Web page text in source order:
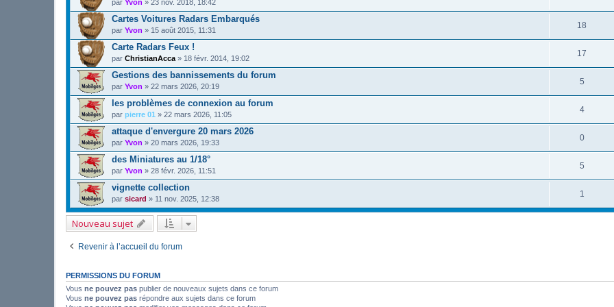
par Yvon » 23 nov. 2018, 18:42
Cartes Voitures Radars Embarqués
par Yvon » 15 août 2015, 11:31
18
Carte Radars Feux !
par ChristianAcca » 18 févr. 2014, 19:02
17
Gestions des bannissements du forum
par Yvon » 22 mars 2026, 20:19
5
les problèmes de connexion au forum
par pierre 01 » 22 mars 2026, 11:05
4
attaque d'envergure 20 mars 2026
par Yvon » 20 mars 2026, 19:33
0
des Miniatures au 1/18°
par Yvon » 28 févr. 2026, 11:51
5
vignette collection
par sicard » 11 nov. 2025, 12:38
1
Nouveau sujet
Revenir à l’accueil du forum
PERMISSIONS DU FORUM
Vous ne pouvez pas publier de nouveaux sujets dans ce forum
Vous ne pouvez pas répondre aux sujets dans ce forum